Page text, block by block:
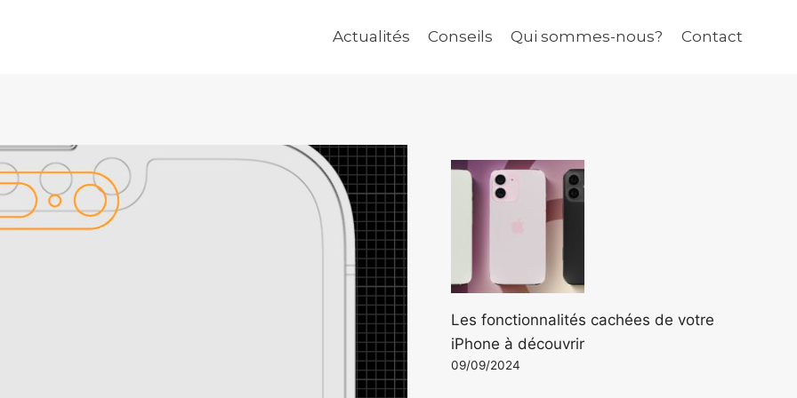
Actualités Conseils Qui sommes-nous? Contact
Les fonctionnalités cachées de votre
iPhone à découvrir
09/09/2024